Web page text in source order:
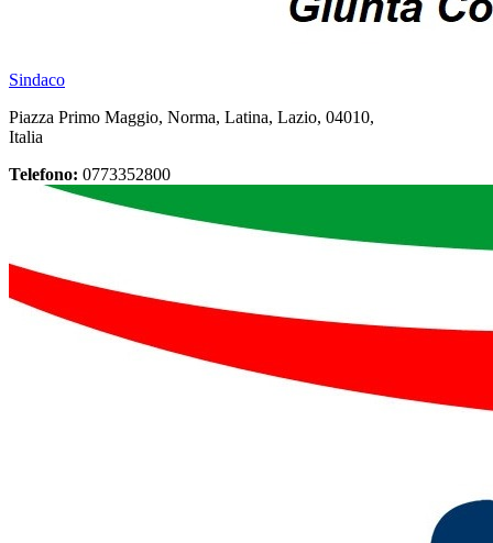
Sindaco
Piazza Primo Maggio, Norma, Latina, Lazio, 04010,
Italia
Telefono: 0773352800